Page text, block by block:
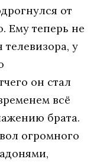
от
Ему теперь не
у
он стал
всё
брата.
огромного